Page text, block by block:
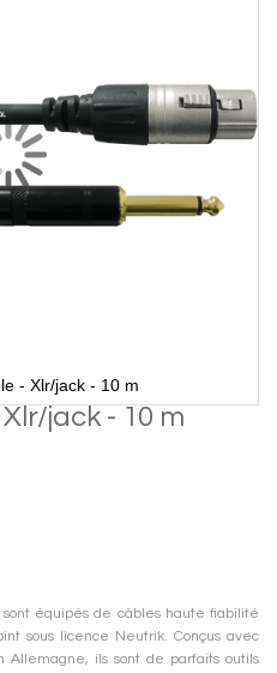
- Xlr/jack - 10 m
jack - 10 m
sont équipés de câbles haute fiabilité
sous licence Neutrik. Conçus avec
Allemagne, ils sont de parfaits outils